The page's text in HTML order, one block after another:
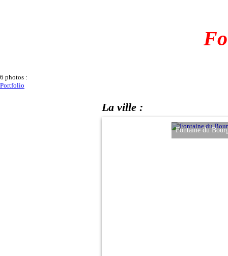
6 photos :
Portfolio
La ville :
Fontaine du Bourguet au